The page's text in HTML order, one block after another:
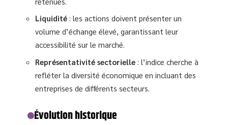
Liquidité : les actions doivent présenter un
volume d’échange élevé, garantissant leur
accessibilité sur le marché.
Représentativité sectorielle : l’indice cherche à
refléter la diversité économique en incluant des
entreprises de différents secteurs.
Évolution historique